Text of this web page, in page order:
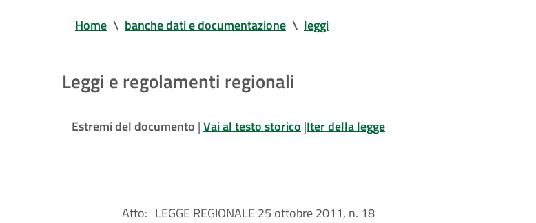
Home \ banche dati e documentazione \ leggi
Leggi e regolamenti regionali
Estremi del documento |Vai al testo storico |Iter della legge
Atto: LEGGE REGIONALE 25 ottobre 2011, n. 18